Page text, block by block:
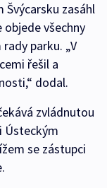
Švýcarsku zasáhl
všechny
parku. „V
řešil a
dodal.
zvládnutou
Ústeckým
se zástupci